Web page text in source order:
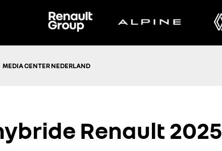
MEDIA CENTER NEDERLAND
Renault 2025